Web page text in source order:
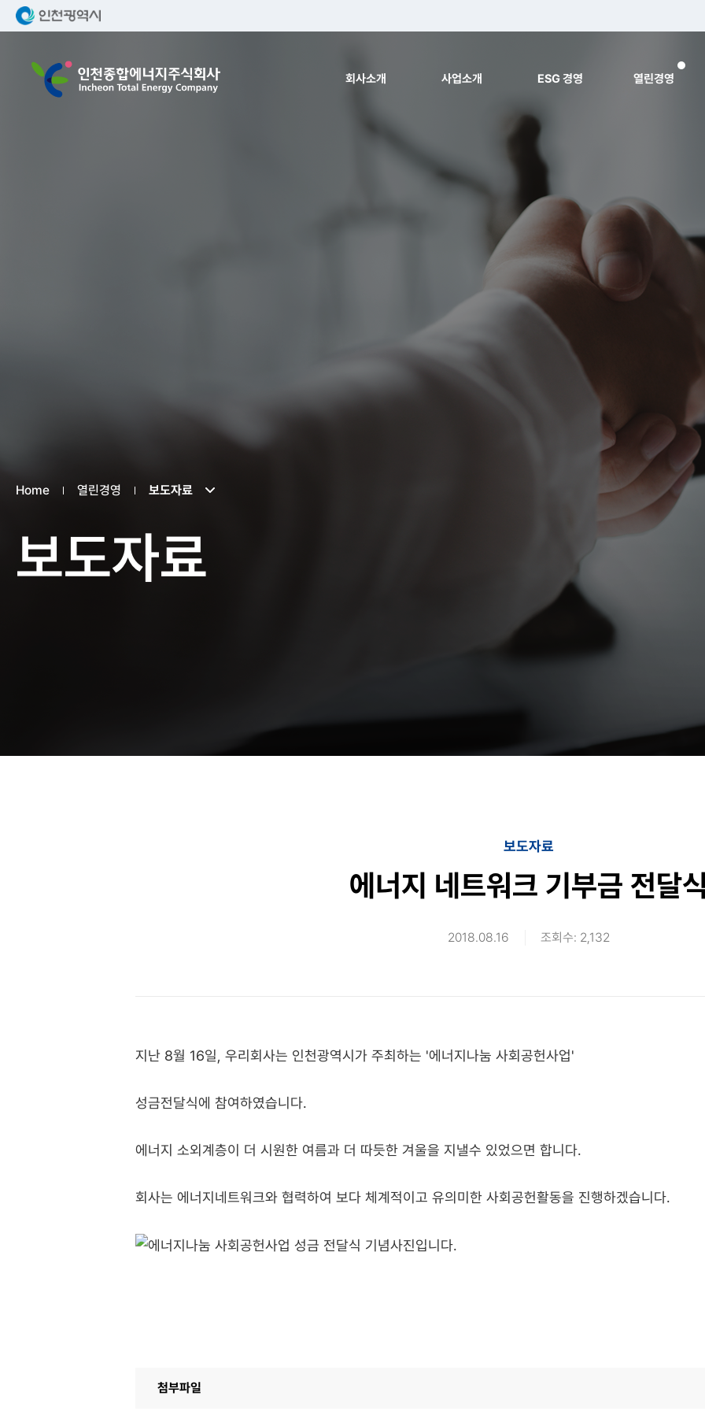
회사소개 사업소개 ESG 경영 열린경영
Home 열린경영 보도자료
보도자료
보도자료
에너지 네트워크 기부금 전달
2018.08.16 조회수: 2,132
지난 8월 16일, 우리회사는 인천광역시가 주최하는 '에너지나눔 사회공헌사업'
성금전달식에 참여하였습니다.
에너지 소외계층이 더 시원한 여름과 더 따듯한 겨울을 지낼수 있었으면 합니다.
회사는 에너지네트워크와 협력하여 보다 체계적이고 유의미한 사회공헌활동을 진행하겠습니다.
첨부파일